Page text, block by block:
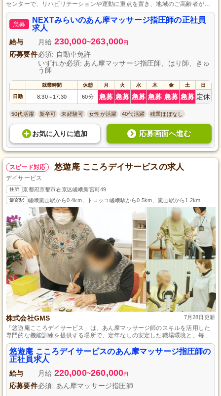
センターで、リハビリテーションや運動に重点を置き、地域のご高齢者が自
身らしい生活を続けられるように支援しています。
急募
NEXTみらいのあん摩マッサージ指圧師の正社員
求人
給与 月給 230,000~263,000円
応募要件必須: 自動車免許
いずれか必須: あん摩マッサージ指圧師、はり師、きゅ
う師
就業時間 休憩 月 火 水 木 金 土 日
日勤 8:30～ 17:30 60分 急募 急募 急募 急募 急募 急募 定休
50代活躍 新卒可 未経験可 女性が活躍 40代活躍 残業ほぼなし
お気に入り に追加 応募画面へ進む
スピード対応 悠遊庵 こころデイサービスの求人
デイサービス
住所 京都府京都市右京区嵯峨新宮町49
最寄駅 嵯峨嵐山駅から0.4km、トロッコ嵯峨駅から0.5km、嵐山駅から1.2km
株式会社GMS 7月28日更新
「悠遊庵こころデイサービス」は、あん摩マッサージ師のスキルを活用した
専門的な機能訓練を提供する場所で、定年なしの安定した職場環境と、毎週
土日の休みを保証した働きやすさを誇ります。
悠遊庵 こころデイサービスのあん摩マッサージ指圧師の
正社員求人
給与 月給 220,000~260,000円
応募要件必須: あん摩マッサージ指圧師